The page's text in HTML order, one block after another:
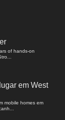
of hands-on
em West
mobile homes em